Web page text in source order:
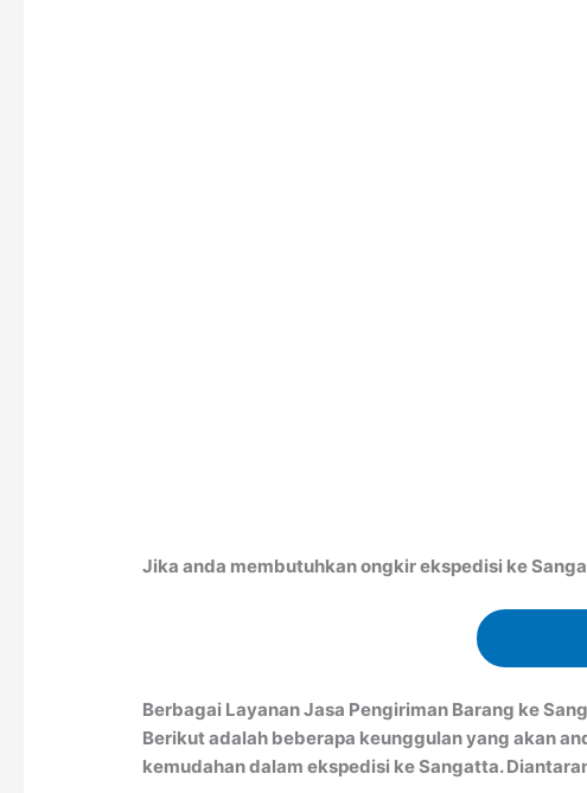
Jika anda membutuhkan ongkir ekspedisi ke
Berbagai Layanan Jasa Pengiriman Barang ke
Berikut adalah beberapa keunggulan yang akan
kemudahan dalam ekspedisi ke Sangatta.